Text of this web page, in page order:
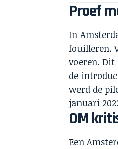
Proef
In
fouilleren.
voeren. Dit
de
werd de
januari
OM
Een